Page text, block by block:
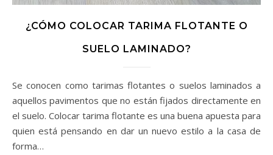
¿CÓMO COLOCAR TARIMA FLOTANTE O
SUELO LAMINADO?
Se conocen como tarimas flotantes o suelos laminados a
aquellos pavimentos que no están fijados directamente en
el suelo. Colocar tarima flotante es una buena apuesta para
quien está pensando en dar un nuevo estilo a la casa de
forma…